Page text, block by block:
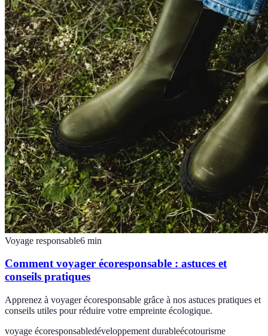
Voyage responsable6 min
Comment voyager écoresponsable : astuces et
conseils pratiques
Apprenez à voyager écoresponsable grâce à nos astuces pratiques et
conseils utiles pour réduire votre empreinte écologique.
voyage écoresponsabledéveloppement durableécotourisme